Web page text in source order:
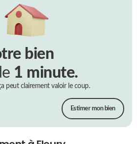
bien
1 minute.
peut clairement valoir le coup.
Estimer mon bien